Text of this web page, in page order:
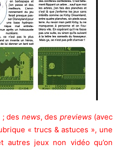
; des news, des previews (avec
« trucs & astuces », une
autres jeux non vidéo qu’on